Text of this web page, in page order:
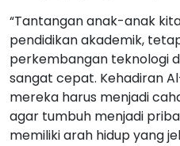
“Tantangan anak-anak
pendidikan akademik,
perkembangan teknologi
sangat cepat. Kehadiran
mereka harus menjadi
agar tumbuh menjadi
memiliki arah hidup yang